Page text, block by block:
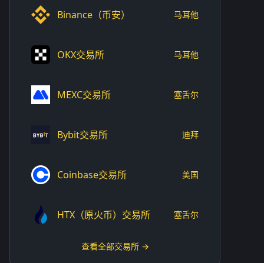
Binance（币安） 马耳他
OKX交易所 马耳他
MEXC交易所 塞舌尔
Bybit交易所 迪拜
Coinbase交易所 美国
HTX（原火币）交易所 塞舌尔
查看全部交易所 →